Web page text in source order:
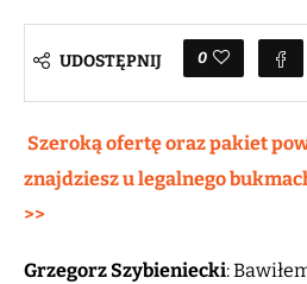
UDOSTĘPNIJ 0
Szeroką ofertę oraz pakiet
znajdziesz u legalnego
>>
Grzegorz Szybieniecki: